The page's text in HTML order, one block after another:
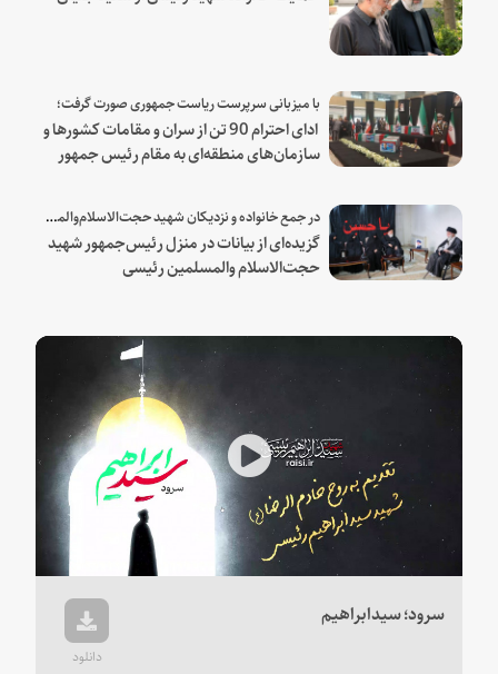
با میزبانی سرپرست ریاست جمهوری صورت گرفت؛
ادای احترام 90 تن از سران و مقامات کشورها و
سازمان‌های منطقه‌ای به مقام رئیس جمهور
در جمع خانواده و نزدیکان شهید حجت‌الاسلام‌والمسلمین رئیسی:
گزیده‌ای از بیانات در منزل رئیس‌جمهور شهید
حجت‌الاسلام والمسلمین رئیسی
Play
Video
سرود؛ سیدابراهیم
دانلود